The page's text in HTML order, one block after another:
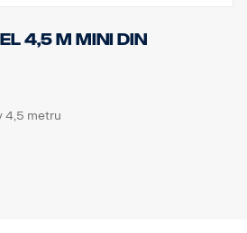
m MINI DIN
4,5 metru